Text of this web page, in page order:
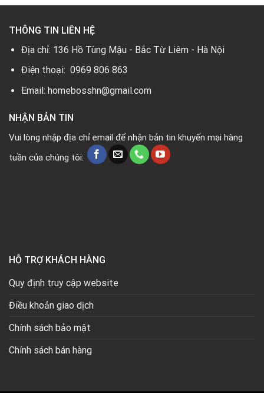
THÔNG TIN LIÊN HỆ
Địa chỉ: 136 Hồ Tùng Mậu - Bắc Từ Liêm - Hà Nội
Điện thoại: 0969 806 863
Email: homebosshn@gmail.com
NHẬN BẢN TIN
Vui lòng nhập địa chỉ email để nhận bản tin khuyến mại hàng
tuần của chúng tôi:
HỖ TRỢ KHÁCH HÀNG
Quy định truy cập website
Điều khoản giao dịch
Chính sách bảo mật
Chính sách bán hàng